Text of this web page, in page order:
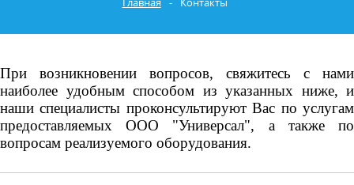
Главная - Контакты
При возникновении вопросов, свяжитесь с нами
наиболее удобным способом из указанных ниже, и
наши специалисты проконсультируют Вас по услугам
предоставляемых ООО "Универсал", а также по
вопросам реализуемого оборудования.